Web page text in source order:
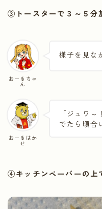
③トースターで３～５分
おーるちゃ
ん
様子を見な
おーるはか
せ
「ジュワ
でたら頃合
④キッチンペーパーの上